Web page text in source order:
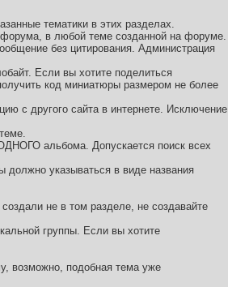
тематики в этих разделах.
в любой теме созданной на форуме.
без цитирования. Администрация
Если вы хотите поделиться
код миниатюры размером не более
с другого сайта в интернете. Исключение
альбома. Допускается поиск всех
указываться в виде названия
не в том разделе, не создавайте
группы. Если вы хотите
возможно, подобная тема уже